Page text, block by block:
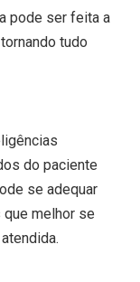
pode ser feita a
tudo
do paciente
se adequar
melhor se